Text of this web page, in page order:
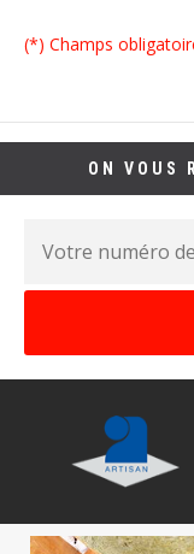
(*) Champs
ON VOUS